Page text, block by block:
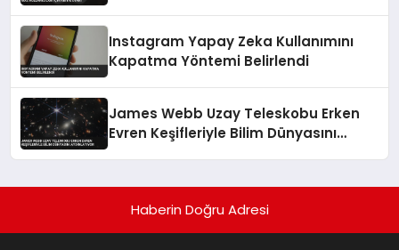
Instagram Yapay Zeka Kullanımını
Kapatma Yöntemi Belirlendi
James Webb Uzay Teleskobu Erken
Evren Keşifleriyle Bilim Dünyasını
Haberin Doğru Adresi